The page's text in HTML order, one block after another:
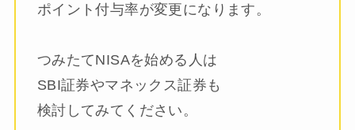
ポイント付与率が変更になります。
つみたてNISAを始める人は
SBI証券やマネックス証券も
検討してみてください。